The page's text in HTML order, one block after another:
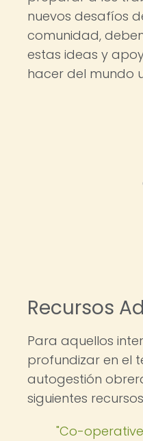
nuevos desafíos
comunidad,
estas ideas y
hacer del mundo
Recursos
Para aquellos
profundizar en el
autogestión
siguientes
"Co-